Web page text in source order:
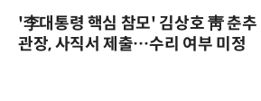
'李대통령 핵심 참모' 김상호 靑 춘추
관장, 사직서 제출…수리 여부 미정